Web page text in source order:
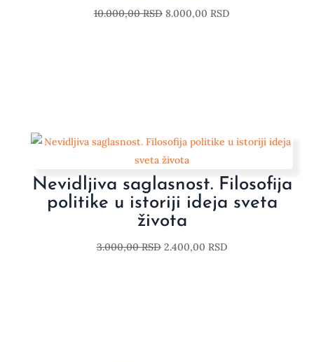
10.000,00RSD 8.000,00 RSD
Nevidljiva saglasnost. Filosofija
politike u istoriji ideja sveta
života
3.000,00RSD 2.400,00 RSD